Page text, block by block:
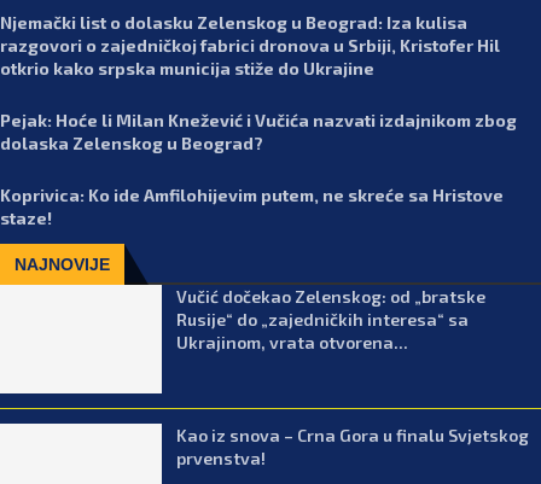
Njemački list o dolasku Zelenskog u Beograd: Iza kulisa
razgovori o zajedničkoj fabrici dronova u Srbiji, Kristofer Hil
otkrio kako srpska municija stiže do Ukrajine
Pejak: Hoće li Milan Knežević i Vučića nazvati izdajnikom zbog
dolaska Zelenskog u Beograd?
Koprivica: Ko ide Amfilohijevim putem, ne skreće sa Hristove
staze!
NAJNOVIJE
Vučić dočekao Zelenskog: od „bratske
Rusije“ do „zajedničkih interesa“ sa
Ukrajinom, vrata otvorena...
Kao iz snova – Crna Gora u finalu Svjetskog
prvenstva!